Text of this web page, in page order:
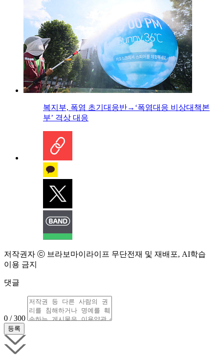
복지부, 폭염 초기대응반→‘폭염대응 비상대책본
부’ 격상 대응
저작권자 ⓒ 브라보마이라이프 무단전재 및 재배포, AI학습
이용 금지
댓글
0 / 300